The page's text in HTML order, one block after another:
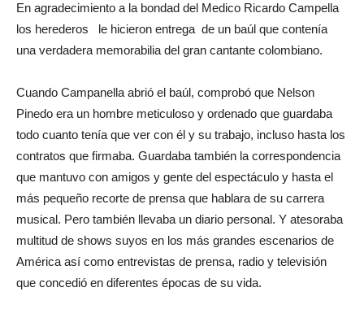
En agradecimiento a la bondad del Medico Ricardo Campella
los herederos le hicieron entrega de un baúl que contenía
una verdadera memorabilia del gran cantante colombiano.
Cuando Campanella abrió el baúl, comprobó que Nelson
Pinedo era un hombre meticuloso y ordenado que guardaba
todo cuanto tenía que ver con él y su trabajo, incluso hasta los
contratos que firmaba. Guardaba también la correspondencia
que mantuvo con amigos y gente del espectáculo y hasta el
más pequeño recorte de prensa que hablara de su carrera
musical. Pero también llevaba un diario personal. Y atesoraba
multitud de shows suyos en los más grandes escenarios de
América así como entrevistas de prensa, radio y televisión
que concedió en diferentes épocas de su vida.